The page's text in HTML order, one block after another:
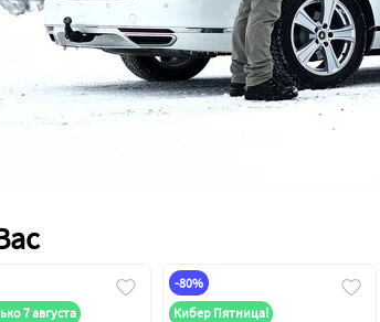
7 августа
-80%
Кибер Пятница!